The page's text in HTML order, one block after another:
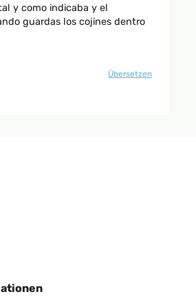
y como indicaba y el
guardas los cojines dentro
Übersetzen